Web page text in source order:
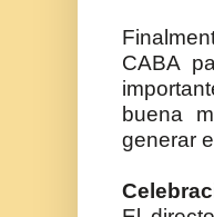
CABA
buena
generar